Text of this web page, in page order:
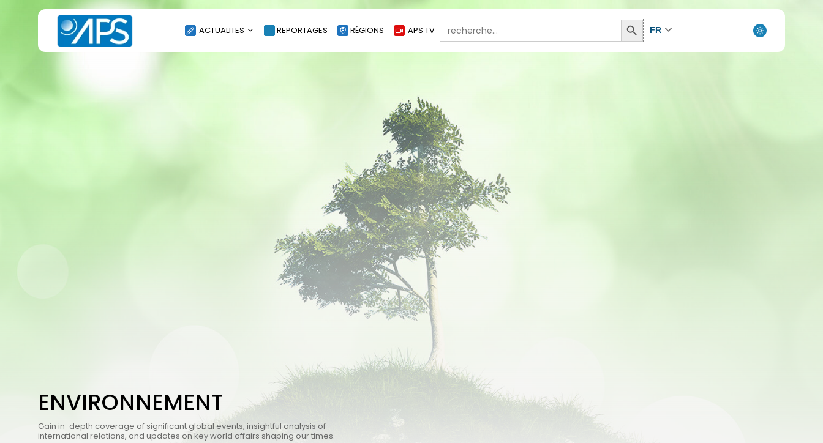
ACTUALITES REPORTAGES RÉGIONS APS TV
Search
for:
Search
Button
FR
ENVIRONNEMENT
Gain in-depth coverage of significant global events, insightful analysis of
international relations, and updates on key world affairs shaping our times.